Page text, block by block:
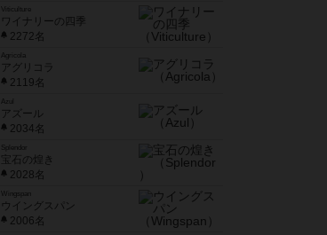
Viticulture
ワイナリーの四季
2272名
Agricola
アグリコラ
2119名
Azul
アズール
2034名
宝石の煌き
2028名
Wingspan
ウイングスパン
2006名